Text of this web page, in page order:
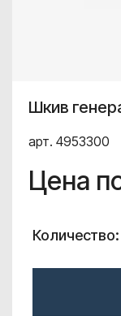
Шкив
арт. 4953300
Цена
Количество: